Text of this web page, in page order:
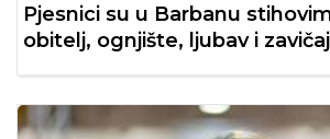
Pjesnici su u Barbanu
obitelj, ognjište, ljubav i zavičaj